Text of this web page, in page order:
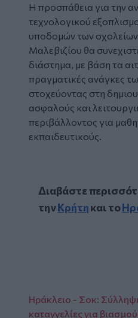
Η προσπάθεια για την
τεχνολογικού
υποδομών των
Μαλεβιζίου θα
διάστημα, με βάση τα
πραγματικές ανάγκες
στοχεύοντας στη
ασφαλούς και
περιβάλλοντος για
εκπαιδευτικούς.
Διαβάστε
τηνΚρήτηκαι το
Ηράκλειο - Σοκ:
καταγγελίες για